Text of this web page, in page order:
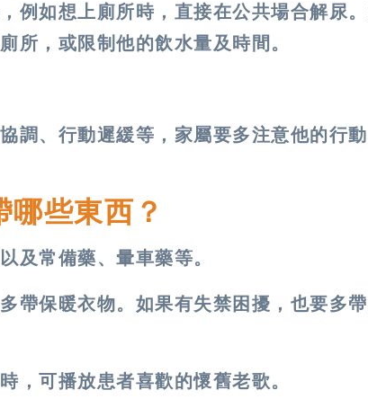
例如想上廁所時，直接在公共場合解尿
所，或限制他的飲水量及時間。
調、行動遲緩等，家屬要多注意他的行
些東西？
及常備藥、暈車藥等。
帶保暖衣物。如果有失禁困擾，也要多
，可播放患者喜歡的懷舊老歌。